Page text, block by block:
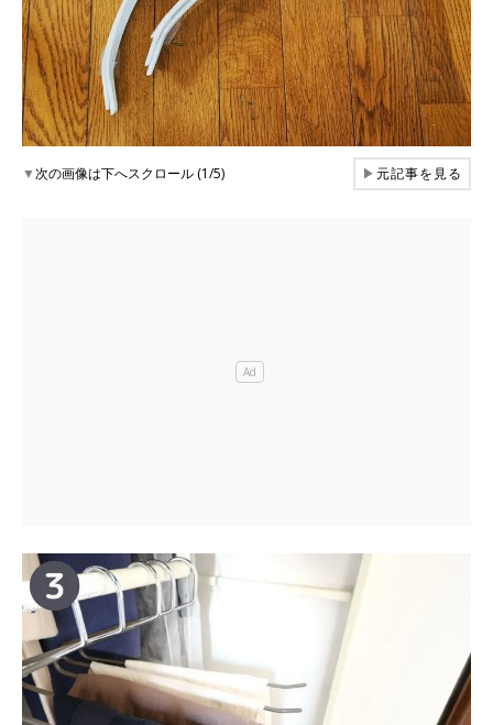
▼次の画像は下へスクロール (1/5) ▶元記事を見る